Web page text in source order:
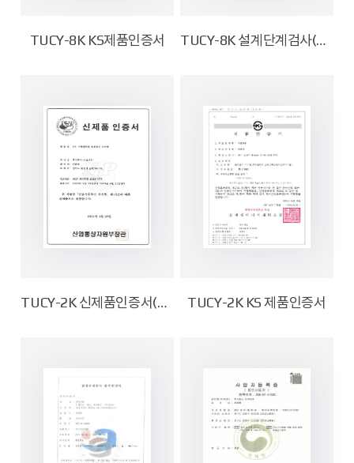
TUCY-8K KS제품인증서 TUCY-8K 설계단계검사(KGS) 합격증명서
TUCY-2K 신제품인증서(NEP) TUCY-2K KS 제품인증서